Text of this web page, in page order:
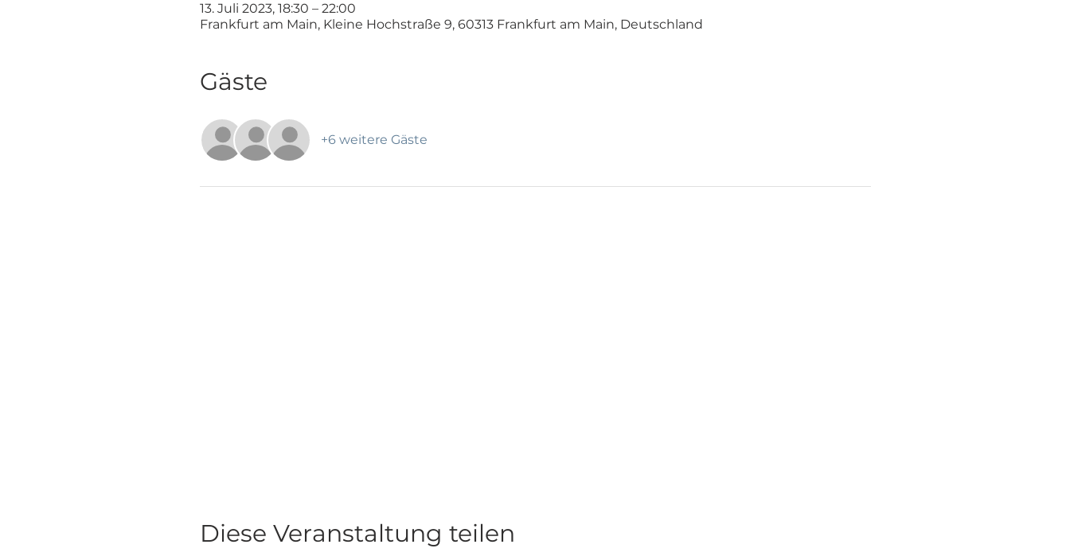
13. Juli 2023, 18:30 – 22:00
Frankfurt am Main, Kleine Hochstraße 9, 60313 Frankfurt am Main, Deutschland
Gäste
+6 weitere Gäste
Diese Veranstaltung teilen